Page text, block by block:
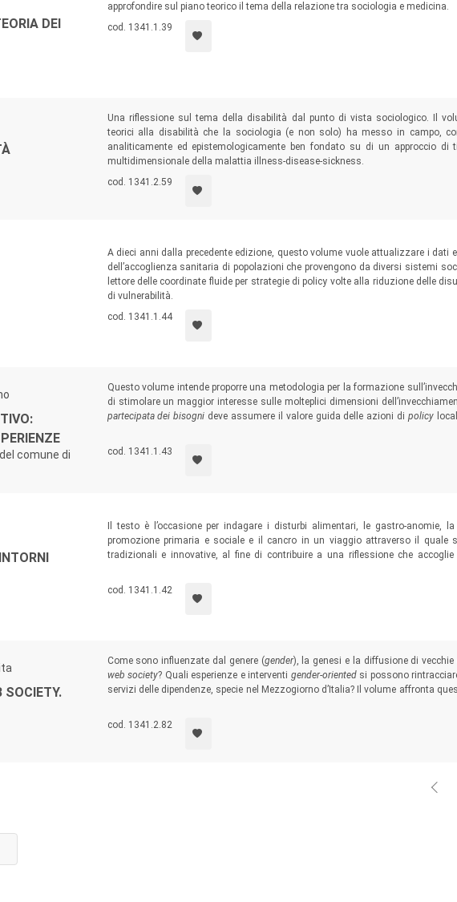
, Alessia Bertolazzi
Politecnica delle
Cassino e del Lazio
Catanzaro)
Meridionale)
(Università
DEI
approfondire sul piano teorico il tema della relazione tra sociologia e medicina.
cod. 1341.1.39
Una riflessione sul tema della disabilità dal punto di vista sociologico. Il
teorici alla disabilità che la sociologia (e non solo) ha messo in campo,
analiticamente ed epistemologicamente ben fondato su di un approccio
multidimensionale della malattia illness-disease-sickness.
cod. 1341.2.59
A dieci anni dalla precedente edizione, questo volume vuole attualizzare i dati
dell’accoglienza sanitaria di popolazioni che provengono da diversi sistemi
lettore delle coordinate fluide per strategie di policy volte alla riduzione delle
di vulnerabilità.
cod. 1341.1.44
comune di
Questo volume intende proporre una metodologia per la formazione
di stimolare un maggior interesse sulle molteplici dimensioni
partecipata dei bisogni deve assumere il valore guida delle azioni di policy
culturale e professionale dell’assistenza sociale, a favore di una compiuta
mondo vitale.
cod. 1341.1.43
Il testo è l’occasione per indagare i disturbi alimentari, le gastro-anomie,
promozione primaria e sociale e il cancro in un viaggio attraverso il quale
tradizionali e innovative, al fine di contribuire a una riflessione che accoglie
possibile inclusiva, prima tappa di un lungo percorso nel quale vi sono ancora
cod. 1341.1.42
SOCIETY.
Come sono influenzate dal genere (gender), la genesi e la diffusione di
web society? Quali esperienze e interventi gender-orientedsi possono
servizi delle dipendenze, specie nel Mezzogiorno d’Italia? Il volume affronta
risultati di un dibattito tra ricercatori, studiosi e professionisti del settore
Convegno “Salute e dipendenze di genere al Sud. Teorie e buone prassi nella web
cod. 1341.2.82